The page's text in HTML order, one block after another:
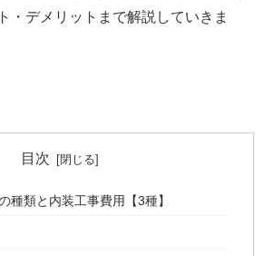
・デメリットまで解説していきま
目次
種類と内装工事費用【3種】